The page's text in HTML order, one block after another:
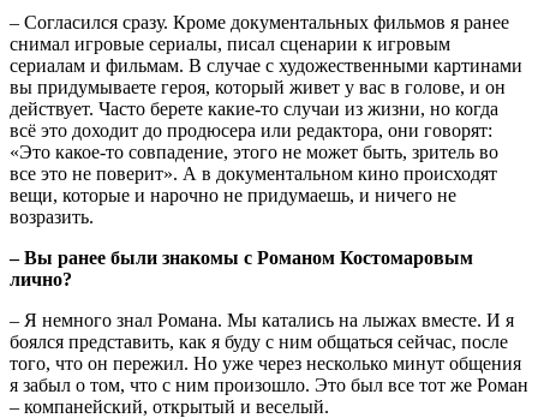
– Согласился сразу. Кроме документальных фильмов я ранее
снимал игровые сериалы, писал сценарии к игровым
сериалам и фильмам. В случае с художественными картинами
вы придумываете героя, который живет у вас в голове, и он
действует. Часто берете какие-то случаи из жизни, но когда
всё это доходит до продюсера или редактора, они говорят:
«Это какое-то совпадение, этого не может быть, зритель во
все это не поверит». А в документальном кино происходят
вещи, которые и нарочно не придумаешь, и ничего не
возразить.
– Вы ранее были знакомы с Романом Костомаровым
лично?
– Я немного знал Романа. Мы катались на лыжах вместе. И я
боялся представить, как я буду с ним общаться сейчас, после
того, что он пережил. Но уже через несколько минут общения
я забыл о том, что с ним произошло. Это был все тот же Роман
– компанейский, открытый и веселый.